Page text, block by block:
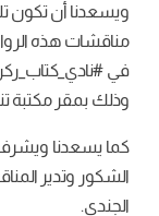
ويسعدنا أن تكون
مناقشات هذه
في
وذلك بمقر مكتبة
كما يسعدنا
الشكور وتدير
الجندي.